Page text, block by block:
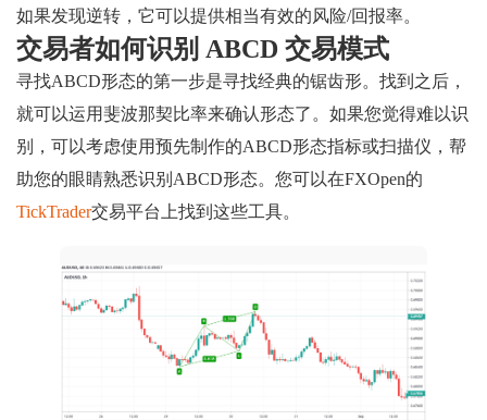
如果发现逆转，它可以提供相当有效的风险/回报率。
交易者如何识别 ABCD 交易模式
寻找ABCD形态的第一步是寻找经典的锯齿形。找到之后，
就可以运用斐波那契比率来确认形态了。如果您觉得难以识
别，可以考虑使用预先制作的ABCD形态指标或扫描仪，帮
助您的眼睛熟悉识别ABCD形态。您可以在FXOpen的
TickTrader交易平台上找到这些工具。